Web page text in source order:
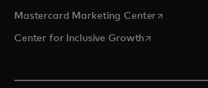
Mastercard Marketing Centeropens in a
Center for Inclusive Growthopens in a